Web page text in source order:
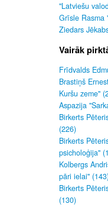
"Latviešu
Grīsle Rasma
Ziedars
Vairāk
Frīdvalds
Brastiņš
Kuršu zeme"
Aspazija
Birkerts
(226)
Birkerts
psicholoģija"
Kolbergs
pāri ielai"
Birkerts
(130)